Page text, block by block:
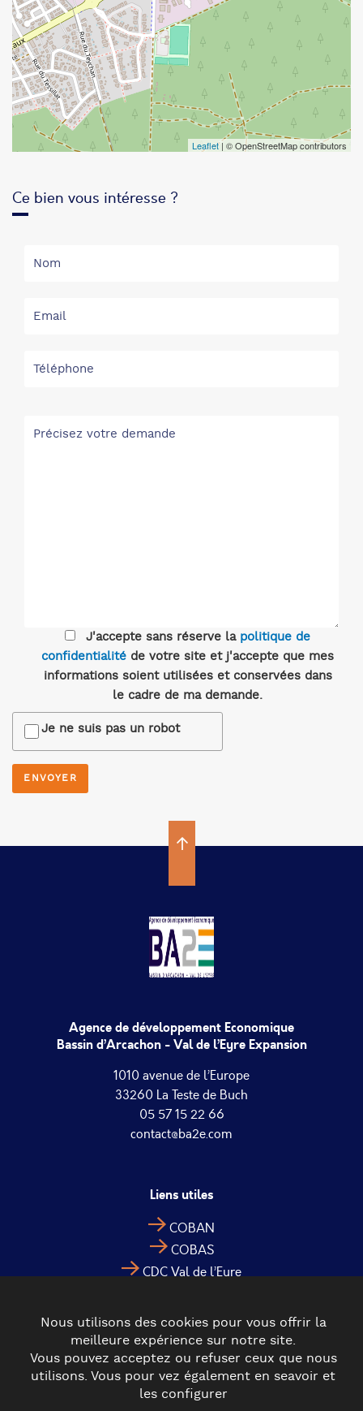
Leaflet| © OpenStreetMap contributors
Ce bien vous intéresse ?
J'accepte sans réserve la politique de
confidentialité de votre site et j'accepte que mes
informations soient utilisées et conservées dans
le cadre de ma demande.
Je ne suis pas un robot
Agence de développement Economique
Bassin d’Arcachon - Val de l’Eyre Expansion
1010 avenue de l’Europe
33260 La Teste de Buch
05 57 15 22 66
contact@ba2e.com
Liens utiles
COBAN
COBAS
CDC Val de l’Eyre
Nous utilisons des cookies pour vous offrir la
meilleure expérience sur notre site.
Vous pouvez acceptez ou refuser ceux que nous
utilisons. Vous pour vez également en seavoir et
les configurer